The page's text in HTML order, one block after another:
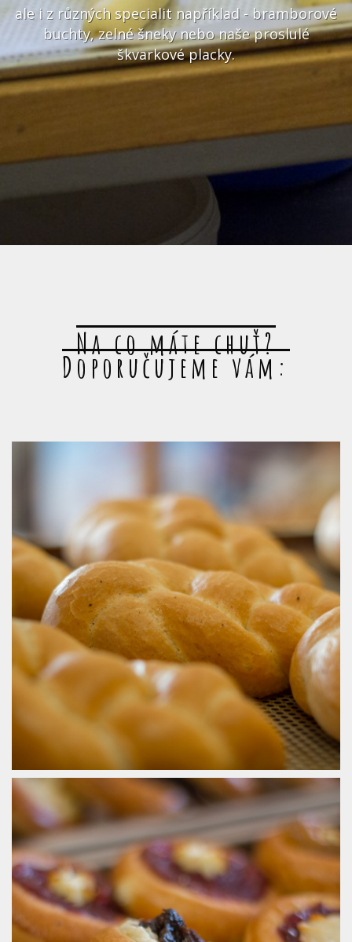
ale i z různých specialit například - bramborové
buchty, zelné šneky nebo naše proslulé
škvarkové placky.
Na co máte chuť?
Doporučujeme vám: